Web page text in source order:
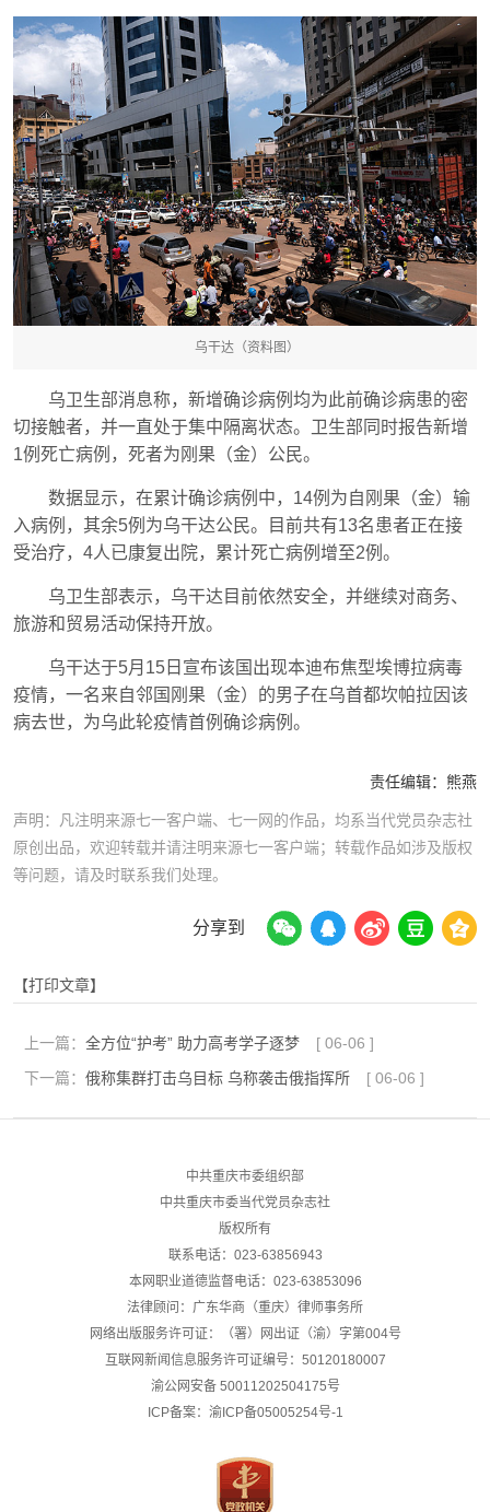
乌干达（资料图）
乌卫生部消息称，新增确诊病例均为此前确诊病患的密
切接触者，并一直处于集中隔离状态。卫生部同时报告新增
1例死亡病例，死者为刚果（金）公民。
数据显示，在累计确诊病例中，14例为自刚果（金）输
入病例，其余5例为乌干达公民。目前共有13名患者正在接
受治疗，4人已康复出院，累计死亡病例增至2例。
乌卫生部表示，乌干达目前依然安全，并继续对商务、
旅游和贸易活动保持开放。
乌干达于5月15日宣布该国出现本迪布焦型埃博拉病毒
疫情，一名来自邻国刚果（金）的男子在乌首都坎帕拉因该
病去世，为乌此轮疫情首例确诊病例。
责任编辑： 熊燕
声明：凡注明来源七一客户端、七一网的作品，均系当代党员杂志社
原创出品，欢迎转载并请注明来源七一客户端；转载作品如涉及版权
等问题，请及时联系我们处理。
分享到
【打印文章】
上一篇： 全方位“护考” 助力高考学子逐梦 [ 06-06 ]
下一篇： 俄称集群打击乌目标 乌称袭击俄指挥所 [ 06-06 ]
中共重庆市委组织部
中共重庆市委当代党员杂志社
版权所有
联系电话：023-63856943
本网职业道德监督电话：023-63853096
法律顾问：广东华商（重庆）律师事务所
网络出版服务许可证：（署）网出证（渝）字第004号
互联网新闻信息服务许可证编号：50120180007
渝公网安备 50011202504175号
ICP备案：渝ICP备05005254号-1